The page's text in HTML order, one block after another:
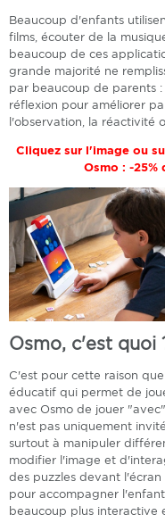
Beaucoup d'enfants
films, écouter de la
beaucoup de ces
grande majorité ne
par beaucoup de parents
réflexion pour améliorer
l'observation, la réactivité
Cliquez sur l'image ou
Osmo : -25%
Osmo, c'est quoi
C'est pour cette raison
éducatif qui permet de
avec Osmo de jouer
n'est pas uniquement
surtout à manipuler
modifier l'image et
des puzzles devant
pour accompagner
beaucoup plus interactive